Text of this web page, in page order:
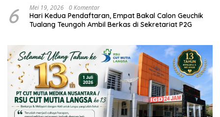
6 Mei 19, 2026 0 Komentar
Hari Kedua Pendaftaran, Empat Bakal Calon Geuchik
Tualang Teungoh Ambil Berkas di Sekretariat P2G